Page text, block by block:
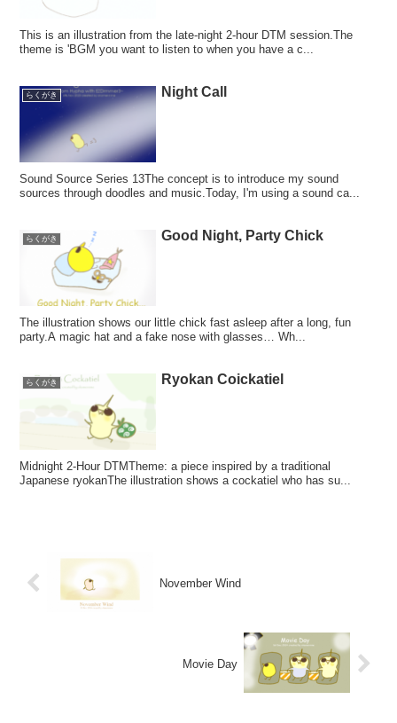
This is an illustration from the late-night 2-hour DTM session.The
theme is 'BGM you want to listen to when you have a c...
らくがき Night Call
Sound Source Series 13The concept is to introduce my sound
sources through doodles and music.Today, I'm using a sound ca...
らくがき Good Night, Party Chick
The illustration shows our little chick fast asleep after a long, fun
party.A magic hat and a fake nose with glasses… Wh...
らくがき Ryokan Coickatiel
Midnight 2-Hour DTMTheme: a piece inspired by a traditional
Japanese ryokanThe illustration shows a cockatiel who has su...
November Wind
Movie Day